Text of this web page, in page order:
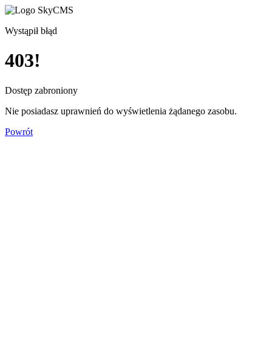
Wystąpił błąd
403!
Dostęp zabroniony
Nie posiadasz uprawnień do wyświetlenia żądanego zasobu.
Powrót